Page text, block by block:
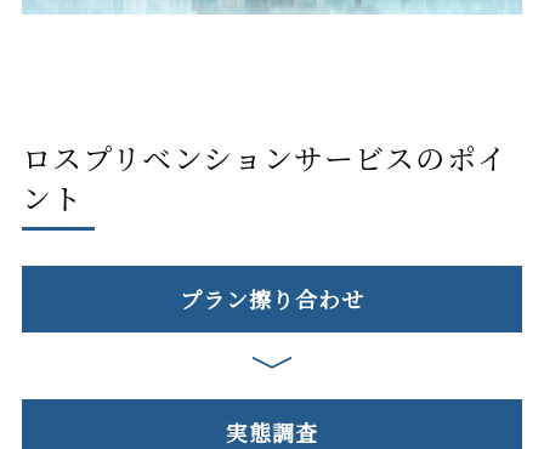
ロスプリベンションサービスのポイ
ント​
プラン擦り合わせ
実態調査